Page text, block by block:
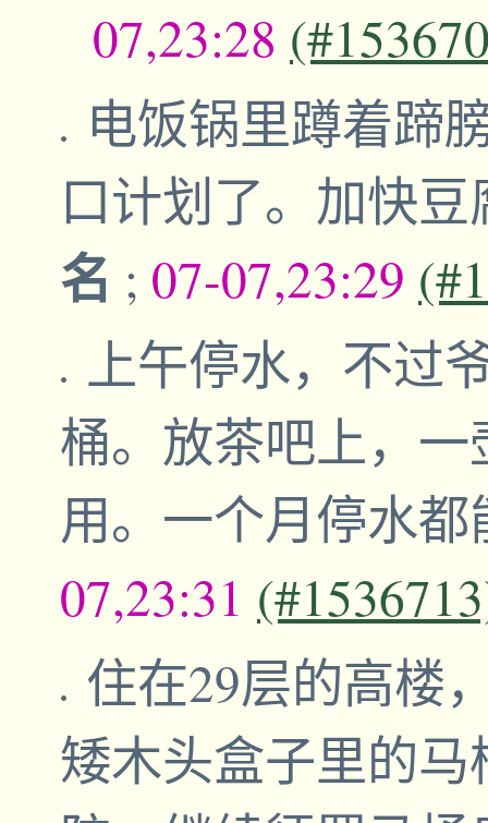
07,23:28
电饭锅里蹲着蹄
口计划了。加快
名 ; 07-07,23:29
上午停水，不过
桶。放茶吧上，
用。一个月停水
07,23:31
住在29层的高楼
矮木头盒子里的